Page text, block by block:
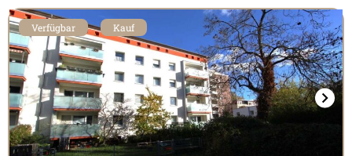
Verfügbar Kauf